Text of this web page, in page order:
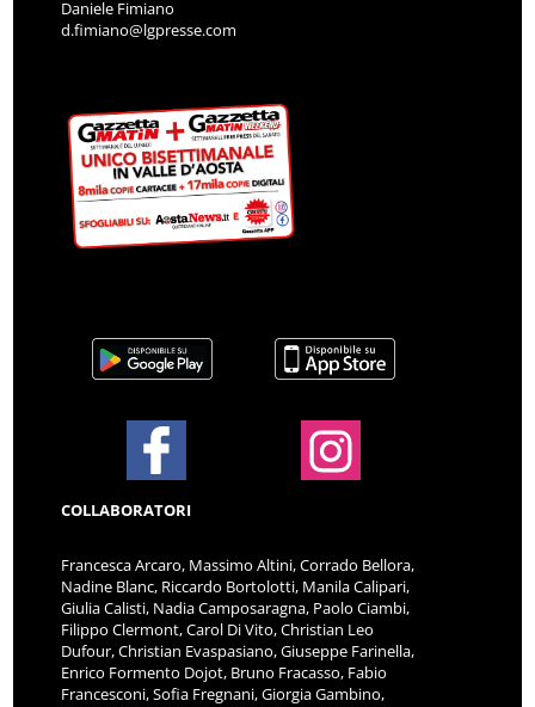
Daniele Fimiano
d.fimiano@lgpresse.com
COLLABORATORI
Francesca Arcaro, Massimo Altini, Corrado Bellora,
Nadine Blanc, Riccardo Bortolotti, Manila Calipari,
Giulia Calisti, Nadia Camposaragna, Paolo Ciambi,
Filippo Clermont, Carol Di Vito, Christian Leo
Dufour, Christian Evaspasiano, Giuseppe Farinella,
Enrico Formento Dojot, Bruno Fracasso, Fabio
Francesconi, Sofia Fregnani, Giorgia Gambino,